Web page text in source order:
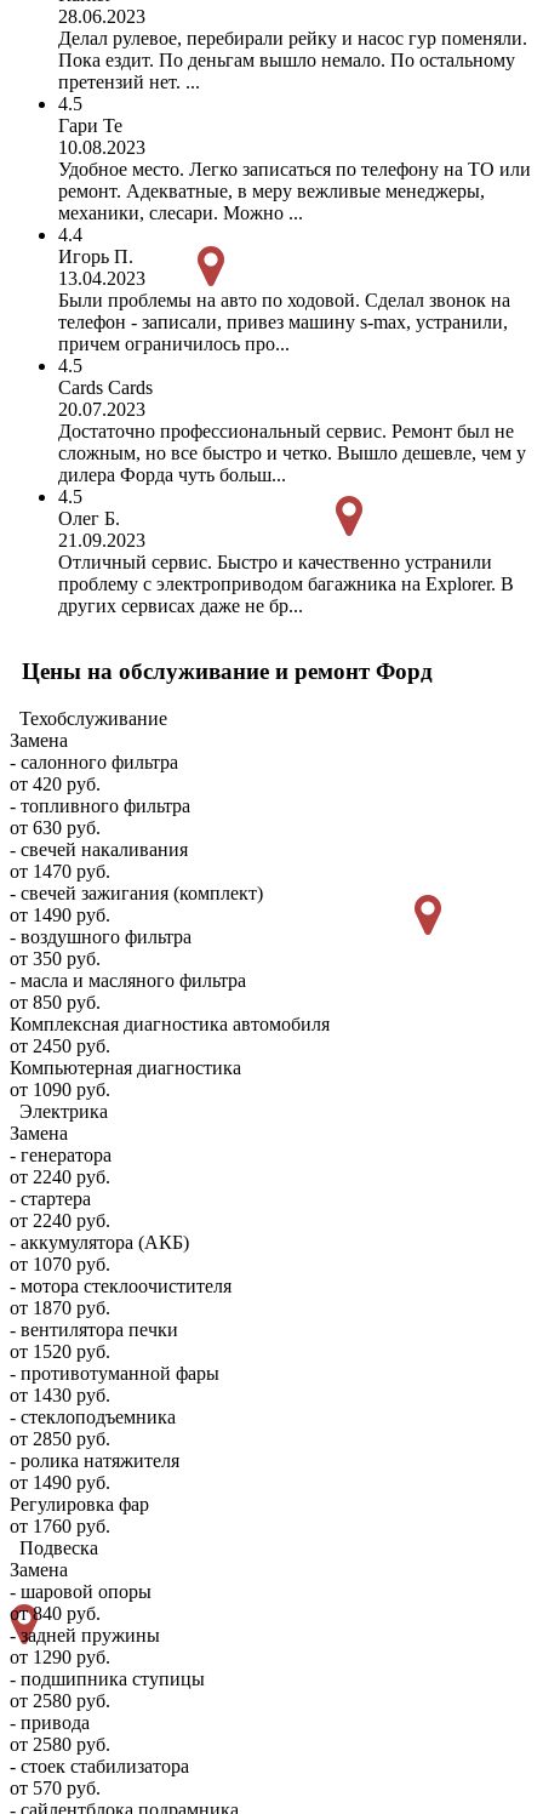
28.06.2023
Делал рулевое, перебирали рейку и насос гур поменяли.
Пока ездит. По деньгам вышло немало. По остальному
претензий нет. ...
4.5
Гари Те
10.08.2023
Удобное место. Легко записаться по телефону на ТО или
ремонт. Адекватные, в меру вежливые менеджеры,
механики, слесари. Можно ...
4.4
Игорь П.
13.04.2023
Были проблемы на авто по ходовой. Сделал звонок на
телефон - записали, привез машину s-max, устранили,
причем ограничилось про...
4.5
Cards Cards
20.07.2023
Достаточно профессиональный сервис. Ремонт был не
сложным, но все быстро и четко. Вышло дешевле, чем у
дилера Форда чуть больш...
4.5
Олег Б.
21.09.2023
Отличный сервис. Быстро и качественно устранили
проблему с электроприводом багажника на Explorer. В
других сервисах даже не бр...
Цены на обслуживание и ремонт Форд
Техобслуживание
Замена
- салонного фильтра
от 420 руб.
- топливного фильтра
от 630 руб.
- свечей накаливания
от 1470 руб.
- свечей зажигания (комплект)
от 1490 руб.
- воздушного фильтра
от 350 руб.
- масла и масляного фильтра
от 850 руб.
Комплексная диагностика автомобиля
от 2450 руб.
Компьютерная диагностика
от 1090 руб.
Электрика
Замена
- генератора
от 2240 руб.
- стартера
от 2240 руб.
- аккумулятора (АКБ)
от 1070 руб.
- мотора стеклоочистителя
от 1870 руб.
- вентилятора печки
от 1520 руб.
- противотуманной фары
от 1430 руб.
- стеклоподъемника
от 2850 руб.
- ролика натяжителя
от 1490 руб.
Регулировка фар
от 1760 руб.
Подвеска
Замена
- шаровой опоры
от 840 руб.
- задней пружины
от 1290 руб.
- подшипника ступицы
от 2580 руб.
- привода
от 2580 руб.
- стоек стабилизатора
от 570 руб.
- сайлентблока подрамника